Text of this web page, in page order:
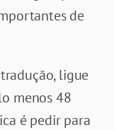
de
ligue
menos 48
é pedir para